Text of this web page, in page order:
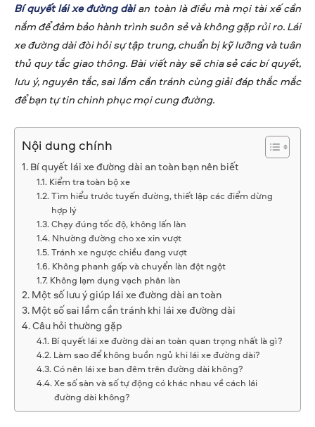
Bí quyết lái xe đường dàian toàn là điều mà mọi tài xế cần
nắm để đảm bảo hành trình suôn sẻ và không gặp rủi ro. Lái
xe đường dài đòi hỏi sự tập trung, chuẩn bị kỹ lưỡng và tuân
thủ quy tắc giao thông. Bài viết này sẽ chia sẻ các bí quyết,
lưu ý, nguyên tắc, sai lầm cần tránh cùng giải đáp thắc mắc
để bạn tự tin chinh phục mọi cung đường.
Nội dung chính
Bí quyết lái xe đường dài an toàn bạn nên biết
Kiểm tra toàn bộ xe
Tìm hiểu trước tuyến đường, thiết lập các điểm dừng
hợp lý
Chạy đúng tốc độ, không lấn làn
Nhường đường cho xe xin vượt
Tránh xe ngược chiều đang vượt
Không phanh gấp và chuyển làn đột ngột
Không lạm dụng vạch phân làn
Một số lưu ý giúp lái xe đường dài an toàn
Một số sai lầm cần tránh khi lái xe đường dài
Câu hỏi thường gặp
Bí quyết lái xe đường dài an toàn quan trọng nhất là gì?
Làm sao để không buồn ngủ khi lái xe đường dài?
Có nên lái xe ban đêm trên đường dài không?
Xe số sàn và số tự động có khác nhau về cách lái
đường dài không?